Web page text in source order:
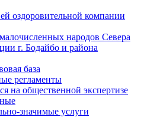
оздоровительной компании
народов Севера
г. Бодайбо и района
база
регламенты
на общественной экспертизе
значимые услуги